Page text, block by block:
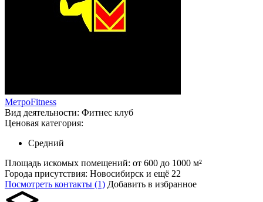
МетроFitness
Вид деятельности: Фитнес клуб
Ценовая категория:
Средний
Площадь искомых помещений: от 600 до 1000 м²
Города присутствия: Новосибирск и ещё 22
Посмотреть контакты (1) Добавить в избранное